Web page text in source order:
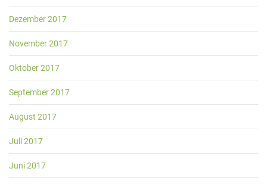
Dezember 2017
November 2017
Oktober 2017
September 2017
August 2017
Juli 2017
Juni 2017